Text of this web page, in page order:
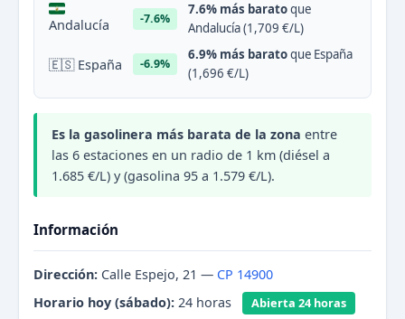
Andalucía -7.6%
7.6% más baratoque
Andalucía (1,709 €/L)
🇪🇸 España -6.9%
6.9% más baratoque España
(1,696 €/L)
Es la gasolinera más barata de la zona entre
las 6 estaciones en un radio de 1 km (diésel a
1.685 €/L) y (gasolina 95 a 1.579 €/L).
Información
Dirección: Calle Espejo, 21 — CP 14900
Horario hoy (sábado): 24 horas Abierta 24 horas